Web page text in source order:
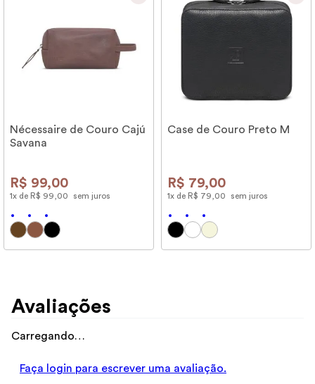
Nécessaire de Couro Cajú
Savana
R$ 99,00
1x de R$ 99 00 sem juros
Case de Couro Preto M
R$ 79,00
1x de R$ 79 00 sem juros
Avaliações
Carregando…
Faça login para escrever uma avaliação.